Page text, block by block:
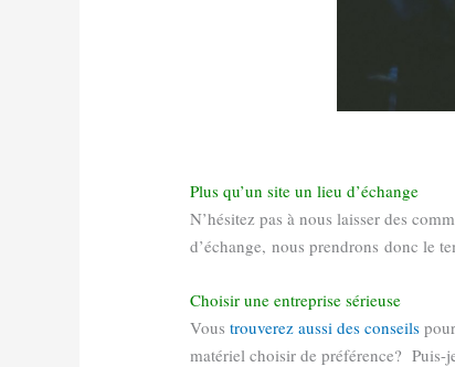
Plus qu’un site un lieu d’échange
N’hésitez pas à nous laisser des
d’échange, nous prendrons donc le
Choisir une entreprise sérieuse
Voustrouverez aussi des conseils
matériel choisir de préférence? Puis-